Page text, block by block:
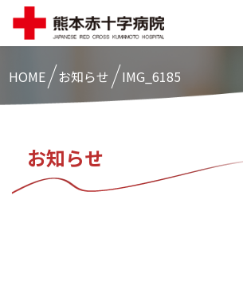
HOME お知らせ IMG_6185
お知らせ